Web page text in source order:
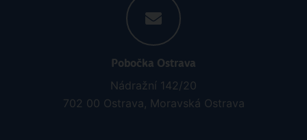
Pobočka Ostrava
Nádražní 142/20
702 00 Ostrava, Moravská Ostrava